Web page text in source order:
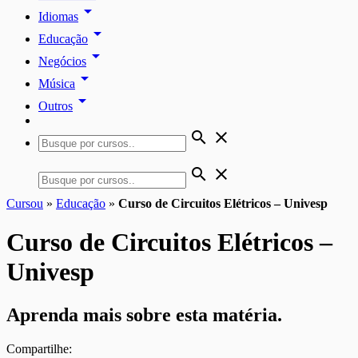
Idiomas arrow_drop_down
Educação arrow_drop_down
Negócios arrow_drop_down
Música arrow_drop_down
Outros arrow_drop_down
search close
search close
Cursou » Educação » Curso de Circuitos Elétricos – Univesp
Curso de Circuitos Elétricos –
Univesp
Aprenda mais sobre esta matéria.
Compartilhe: